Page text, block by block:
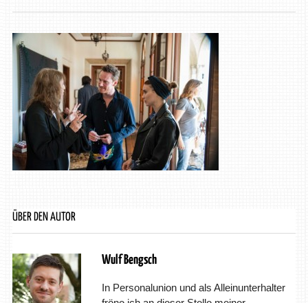
ÜBER DEN AUTOR
Wulf Bengsch
In Personalunion und als Alleinunterhalter